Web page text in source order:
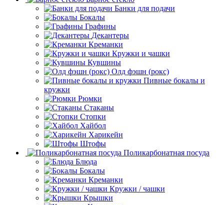
Банки для подачи
Бокалы
Графины
Декантеры
Креманки
Кружки и чашки
Кувшины
Олд фэшн (рокс)
Пивные бокалы и
кружки
Рюмки
Стаканы
Стопки
Хайбол
Харикейн
Штофы
Поликарбонатная посуда
Блюда
Бокалы
Креманки
Кружки / чашки
Крышки